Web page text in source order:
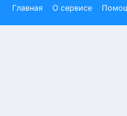
Главная О сервисе